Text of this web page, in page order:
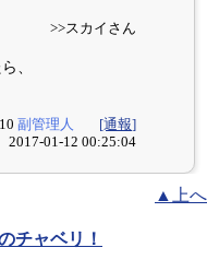
>>スカイさん
、
副管理人
[通報]
2017-01-12 00:25:04
▲上へ
チャベリ！